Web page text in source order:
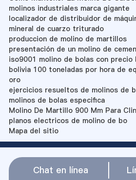
molinos industriales marca gigante
localizador de distribuidor de
mineral de cuarzo triturado
produccion de molino de martillos
presentación de un molino de
iso9001 molino de bolas con precio
bolivia 100 toneladas por hora de
oro
ejercicios resueltos de molinos de
molinos de bolas especifica
Molino De Martillo 900 Mm Para
planos electricos de molino de bo
Mapa del sitio
Chat en línea